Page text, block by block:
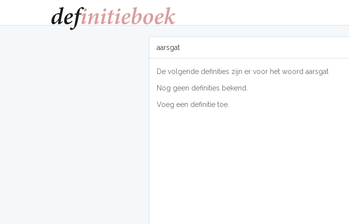
aarsgat
De volgende definities zijn er voor het woord aarsgat
Nog geen definities bekend.
Voeg een definitie toe.